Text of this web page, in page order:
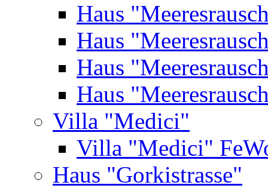
Haus
Haus
Haus
Haus
Villa "Medici"
Villa "Medici"
Haus "Gorkistrasse"